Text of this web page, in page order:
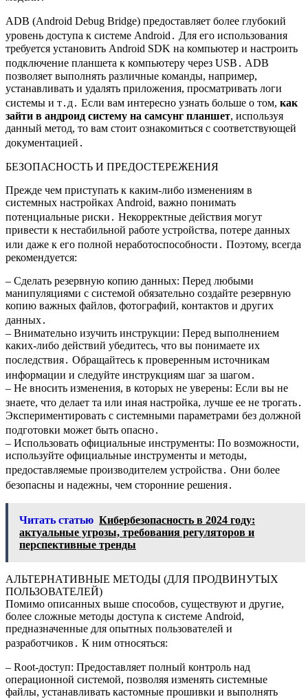
ADB (Android Debug Bridge) предоставляет более глубокий
уровень доступа к системе Android․ Для его использования
требуется установить Android SDK на компьютер и настроить
подключение планшета к компьютеру через USB․ ADB
позволяет выполнять различные команды, например,
устанавливать и удалять приложения, просматривать логи
системы и т․д․ Если вам интересно узнать больше о том, как
зайти в андроид систему на самсунг планшет, используя
данный метод, то вам стоит ознакомиться с соответствующей
документацией․
БЕЗОПАСНОСТЬ И ПРЕДОСТЕРЕЖЕНИЯ
Прежде чем приступать к каким-либо изменениям в
системных настройках Android, важно понимать
потенциальные риски․ Некорректные действия могут
привести к нестабильной работе устройства, потере данных
или даже к его полной неработоспособности․ Поэтому, всегда
рекомендуется:
– Сделать резервную копию данных: Перед любыми
манипуляциями с системой обязательно создайте резервную
копию важных файлов, фотографий, контактов и других
данных․
– Внимательно изучить инструкции: Перед выполнением
каких-либо действий убедитесь, что вы понимаете их
последствия․ Обращайтесь к проверенным источникам
информации и следуйте инструкциям шаг за шагом․
– Не вносить изменения, в которых не уверены: Если вы не
знаете, что делает та или иная настройка, лучше ее не трогать․
Экспериментировать с системными параметрами без должной
подготовки может быть опасно․
– Использовать официальные инструменты: По возможности,
используйте официальные инструменты и методы,
предоставляемые производителем устройства․ Они более
безопасны и надежны, чем сторонние решения․
Читать статью Кибербезопасность в 2024 году:
актуальные угрозы, требования регуляторов и
перспективные тренды
АЛЬТЕРНАТИВНЫЕ МЕТОДЫ (ДЛЯ ПРОДВИНУТЫХ
ПОЛЬЗОВАТЕЛЕЙ)
Помимо описанных выше способов, существуют и другие,
более сложные методы доступа к системе Android,
предназначенные для опытных пользователей и
разработчиков․ К ним относяться:
– Root-доступ: Предоставляет полный контроль над
операционной системой, позволяя изменять системные
файлы, устанавливать кастомные прошивки и выполнять